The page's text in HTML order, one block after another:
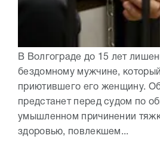
В Волгограде до 15 лет
бездомному мужчине,
приютившего его женщину.
предстанет перед судом по
умышленном причинении
здоровью, повлекшем...